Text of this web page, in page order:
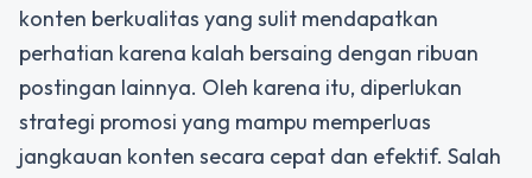
konten berkualitas yang sulit mendapatkan
perhatian karena kalah bersaing dengan ribuan
postingan lainnya. Oleh karena itu, diperlukan
strategi promosi yang mampu memperluas
jangkauan konten secara cepat dan efektif. Salah